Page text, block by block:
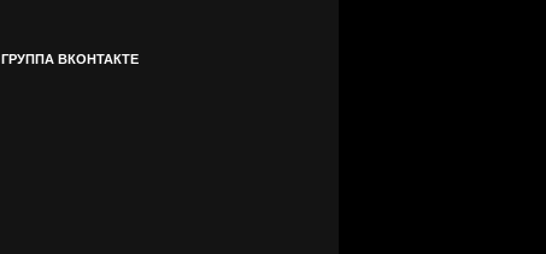
ГРУППА ВКОНТАКТЕ